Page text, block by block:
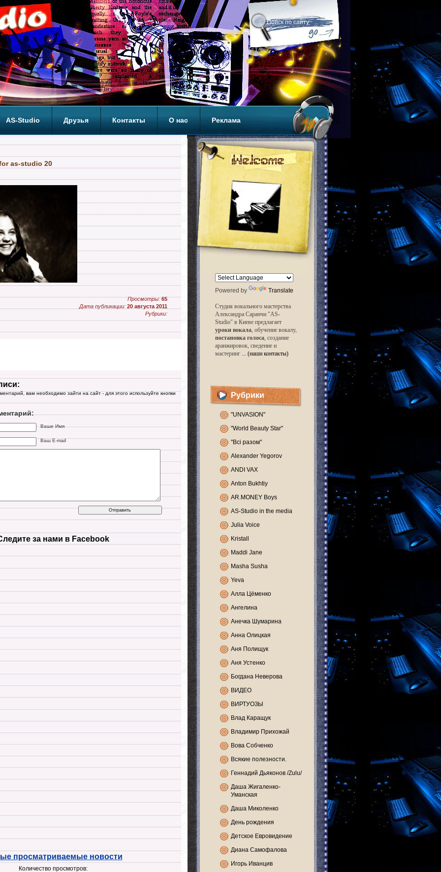
AS-Studio Друзья Контакты О нас Реклама
as-studio 20
Просмотры: 65
Дата публикации: 20 августа 2011
Рубрики:
вам необходимо зайти на сайт - для этого используйте кнопки
Ваше Имя
Ваш E-mail
за нами в Facebook
просматриваемые новости
Количество просмотров:
Powered by Translate
Студия вокального мастерства
Александра Саранчи "AS-
Studio" в Киеве предлагает
уроки вокала, обучение вокалу,
постановка голоса, создание
аранжировок, сведение и
мастеринг ... (наши контакты)
Рубрики
"UNVASION"
"World Beauty Star"
"Всі разом"
Alexander Yegorov
ANDI VAX
Anton Bukhtiy
AR.MONEY Boys
AS-Studio in the media
Julia Voice
Kristall
Maddi Jane
Masha Susha
Yeva
Алла Цёменко
Ангелина
Анечка Шумарина
Анна Олицкая
Аня Полищук
Аня Устенко
Богдана Неверова
ВИДЕО
ВИРТУОЗЫ
Влад Каращук
Владимир Прихожай
Вова Собченко
Всякие полезности.
Геннадий Дьяконов /Zulu/
Даша Жигаленко-
Уманская
Даша Миколенко
День рождения
Детское Евровидение
Диана Самофалова
Игорь Иванцив